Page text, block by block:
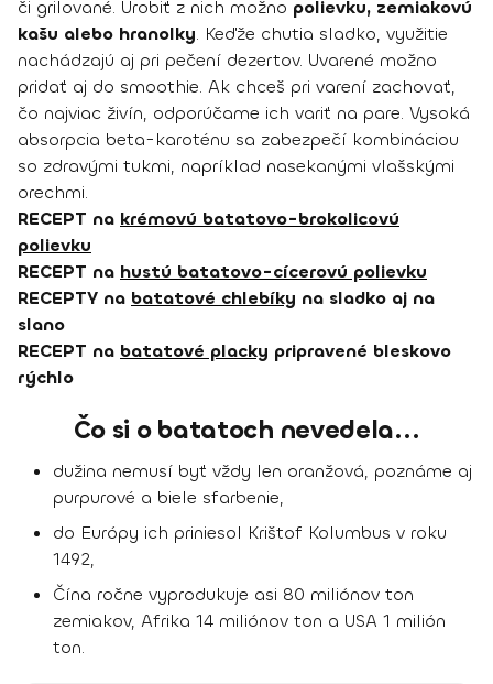
či grilované. Urobiť z nich možno polievku, zemiakovú
kašu alebo hranolky. Keďže chutia sladko, využitie
nachádzajú aj pri pečení dezertov. Uvarené možno
pridať aj do smoothie. Ak chceš pri varení zachovať,
čo najviac živín, odporúčame ich variť na pare. Vysoká
absorpcia beta-karoténu sa zabezpečí kombináciou
so zdravými tukmi, napríklad nasekanými vlašskými
orechmi.
RECEPT na krémovú batatovo-brokolicovú
polievku
RECEPT na hustú batatovo-cícerovú polievku
RECEPTY na batatové chlebíky na sladko aj na
slano
RECEPT na batatové placky pripravené bleskovo
rýchlo
Čo si o batatoch nevedela...
dužina nemusí byť vždy len oranžová, poznáme aj
purpurové a biele sfarbenie,
do Európy ich priniesol Krištof Kolumbus v roku
1492,
Čína ročne vyprodukuje asi 80 miliónov ton
zemiakov, Afrika 14 miliónov ton a USA 1 milión
ton.